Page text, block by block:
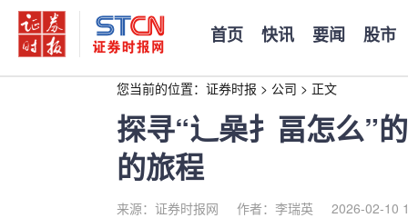
首页 快讯 要闻 股市
您当前的位置： 证券时报 > 公司 > 正文
探寻“辶喿扌畐怎么”
的旅程
来源：证券时报网 作者：李瑞英 2026-02-10